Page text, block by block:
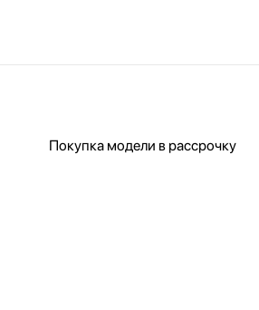
Покупка модели в рассрочку